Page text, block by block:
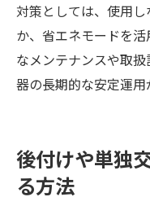
対策としては、使用
か、省エネモードを
なメンテナンスや取
器の長期的な安定運用
後付けや単独
る方法